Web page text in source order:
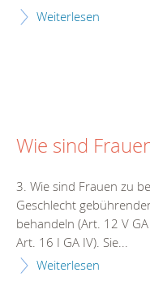
Weiterlesen
Wie sind
3. Wie sind Frauen zu
Geschlecht
behandeln (Art. 12 V
Art. 16 I GA IV). Sie...
Weiterlesen